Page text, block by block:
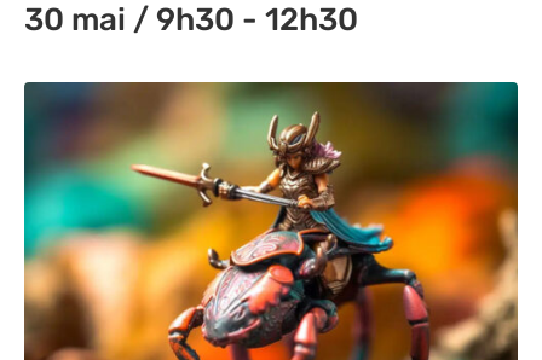
30 mai / 9h30 - 12h30